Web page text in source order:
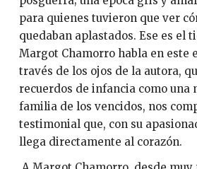
para quienes tuvieron que ver
quedaban aplastados. Ese es el
Margot Chamorro habla en este
través de los ojos de la autora,
recuerdos de infancia como una
familia de los vencidos, nos
testimonial que, con su
llega directamente al corazón.